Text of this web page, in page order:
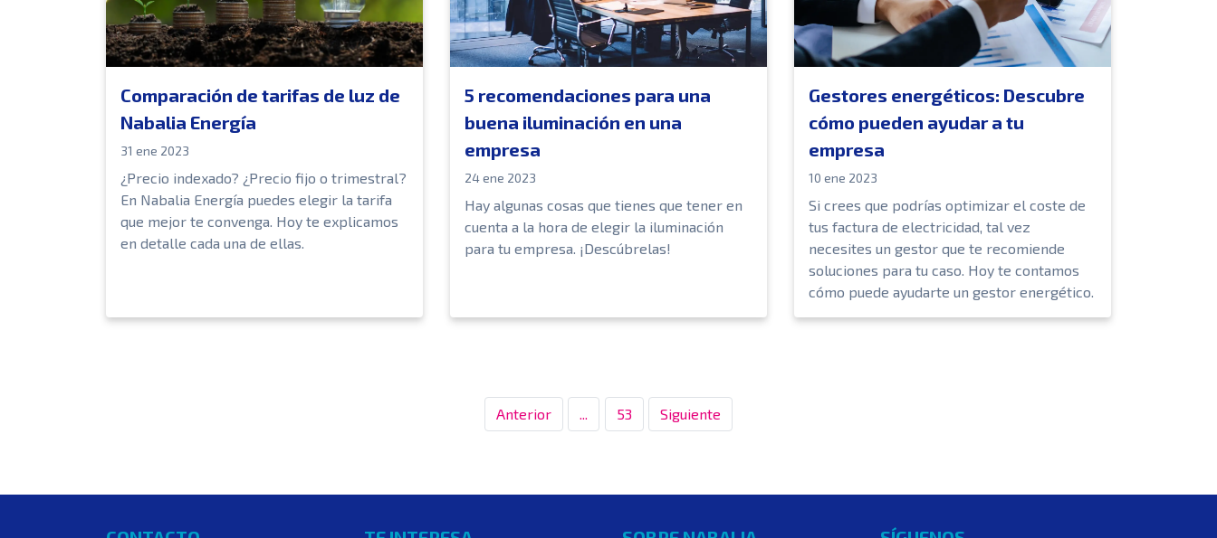
Comparación de tarifas de luz de
Nabalia Energía
31 ene 2023
¿Precio indexado? ¿Precio fijo o trimestral?
En Nabalia Energía puedes elegir la tarifa
que mejor te convenga. Hoy te explicamos
en detalle cada una de ellas.
5 recomendaciones para una
buena iluminación en una
empresa
24 ene 2023
Hay algunas cosas que tienes que tener en
cuenta a la hora de elegir la iluminación
para tu empresa. ¡Descúbrelas!
Gestores energéticos: Descubre
cómo pueden ayudar a tu
empresa
10 ene 2023
Si crees que podrías optimizar el coste de
tus factura de electricidad, tal vez
necesites un gestor que te recomiende
soluciones para tu caso. Hoy te contamos
cómo puede ayudarte un gestor energético.
Anterior ... 53 Siguiente